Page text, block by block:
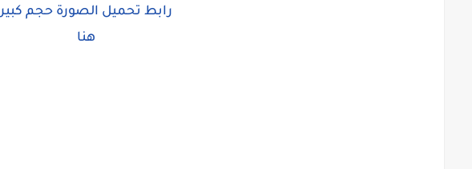
رابط تحميل الصورة حجم كبير
هنا